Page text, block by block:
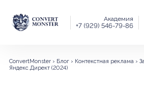
Академия
+7 (929) 546-79-86
ConvertMonster› Блог› Контекстная реклама›
Яндекс.Директ (2024)